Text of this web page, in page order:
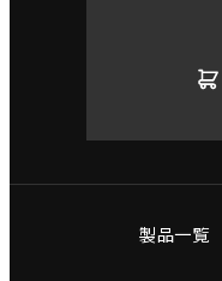
製品一覧